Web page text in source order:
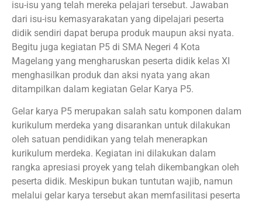
isu-isu yang telah mereka pelajari tersebut. Jawaban
dari isu-isu kemasyarakatan yang dipelajari peserta
didik sendiri dapat berupa produk maupun aksi nyata.
Begitu juga kegiatan P5 di SMA Negeri 4 Kota
Magelang yang mengharuskan peserta didik kelas XI
menghasilkan produk dan aksi nyata yang akan
ditampilkan dalam kegiatan Gelar Karya P5.
Gelar karya P5 merupakan salah satu komponen dalam
kurikulum merdeka yang disarankan untuk dilakukan
oleh satuan pendidikan yang telah menerapkan
kurikulum merdeka. Kegiatan ini dilakukan dalam
rangka apresiasi proyek yang telah dikembangkan oleh
peserta didik. Meskipun bukan tuntutan wajib, namun
melalui gelar karya tersebut akan memfasilitasi peserta